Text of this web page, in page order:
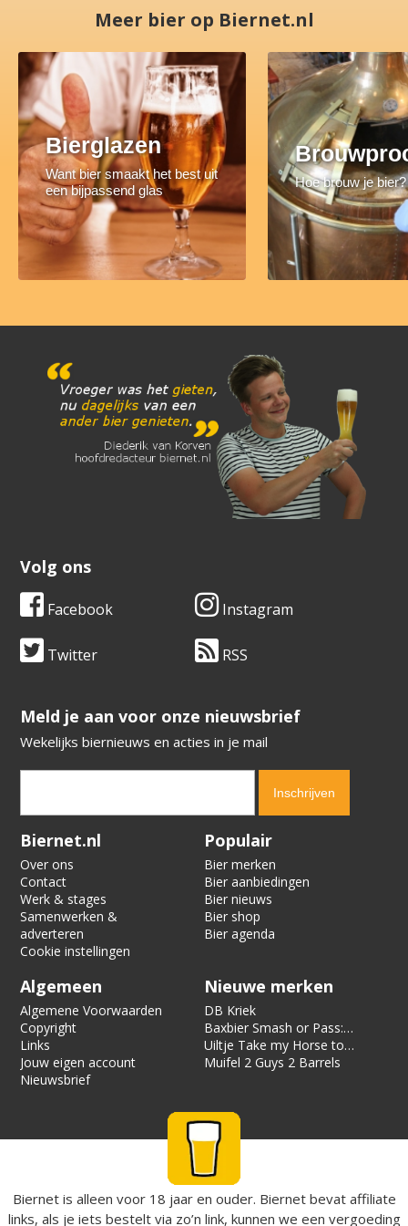
Meer bier op Biernet.nl
Bierglazen
Want bier smaakt het best uit
een bijpassend glas
Hoe brouw je bier?
Volg ons
Facebook Instagram
Twitter RSS
​​​​​​​Meld je aan voor onze nieuwsbrief
Wekelijks biernieuws en acties in je mail
Verification code:
Biernet.nl
Over ons
Contact
Werk & stages
Samenwerken &
adverteren
Cookie instellingen
Populair
Bier merken
Bier aanbiedingen
Bier nieuws
Bier shop
Bier agenda
Algemeen
Algemene Voorwaarden
Copyright
Links
Jouw eigen account
Nieuwsbrief
Nieuwe merken
DB Kriek
Baxbier Smash or Pass:
Strata
Uiltje Take my Horse to
the Hotel Room
Muifel 2 Guys 2 Barrels
Biernet is alleen voor 18 jaar en ouder. Biernet bevat affiliate
links, als je iets bestelt via zo’n link, kunnen we een vergoeding